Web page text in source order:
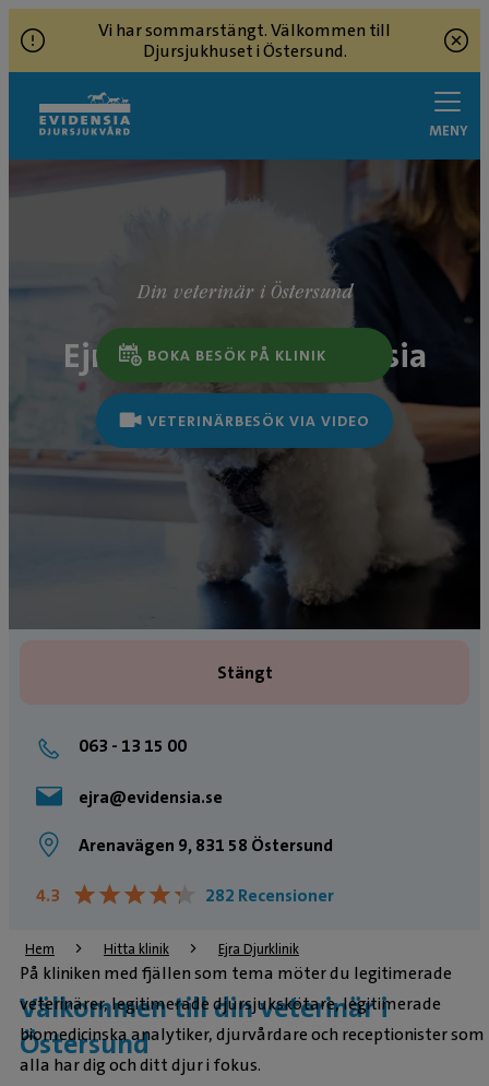
Vi har sommarstängt. Välkommen till
Djursjukhuset i Östersund.
MENY
Ejra Djurklinik Evidensia
Din veterinär i Östersund
BOKA BESÖK PÅ KLINIK
VETERINÄRBESÖK VIA VIDEO
Stängt
063 - 13 15 00
ejra@evidensia.se
Arenavägen 9, 831 58 Östersund
4.3 ★★★★★
★★★★★ 282 Recensioner
Hem Hitta klinik Ejra Djurklinik
Välkommen till din veterinär i
Östersund
På kliniken med fjällen som tema möter du legitimerade
veterinärer, legitimerade djursjukskötare, legitimerade
biomedicinska analytiker, djurvårdare och receptionister som
alla har dig och ditt djur i fokus.